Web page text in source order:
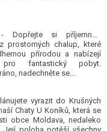
si příjemnou
prostorných chalup, které
přírodou a nabízejí
fantastický pobyt.
nadechněte se...
vyrazit do Krušných
Chaty U Koníků, která se
obce Moldava, nedaleko